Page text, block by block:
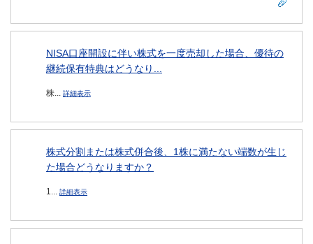
NISA口座開設に伴い株式を一度売却した場合、優待の
継続保有特典はどうなり...
株... 詳細表示
株式分割または株式併合後、1株に満たない端数が生じ
た場合どうなりますか？
1... 詳細表示